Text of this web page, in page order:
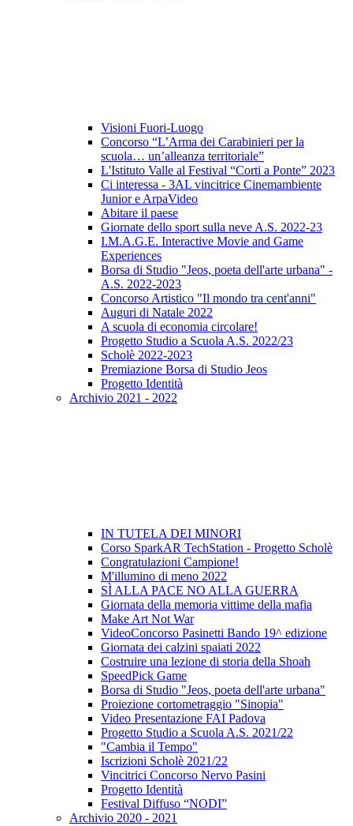
Visioni Fuori-Luogo
Concorso “L’Arma dei Carabinieri per la
scuola… un’alleanza territoriale”
L'Istituto Valle al Festival “Corti a Ponte” 2023
Ci interessa - 3AL vincitrice Cinemambiente
Junior e ArpaVideo
Abitare il paese
Giornate dello sport sulla neve A.S. 2022-23
I.M.A.G.E. Interactive Movie and Game
Experiences
Borsa di Studio "Jeos, poeta dell'arte urbana" -
A.S. 2022-2023
Concorso Artistico "Il mondo tra cent'anni"
Auguri di Natale 2022
A scuola di economia circolare!
Progetto Studio a Scuola A.S. 2022/23
Scholè 2022-2023
Premiazione Borsa di Studio Jeos
Progetto Identità
Archivio 2021 - 2022
IN TUTELA DEI MINORI
Corso SparkAR TechStation - Progetto Scholè
Congratulazioni Campione!
M'illumino di meno 2022
SÌ ALLA PACE NO ALLA GUERRA
Giornata della memoria vittime della mafia
Make Art Not War
VideoConcorso Pasinetti Bando 19^ edizione
Giornata dei calzini spaiati 2022
Costruire una lezione di storia della Shoah
SpeedPick Game
Borsa di Studio "Jeos, poeta dell'arte urbana"
Proiezione cortometraggio "Sinopia"
Video Presentazione FAI Padova
Progetto Studio a Scuola A.S. 2021/22
"Cambia il Tempo"
Iscrizioni Scholè 2021/22
Vincitrici Concorso Nervo Pasini
Progetto Identità
Festival Diffuso “NODI”
Archivio 2020 - 2021